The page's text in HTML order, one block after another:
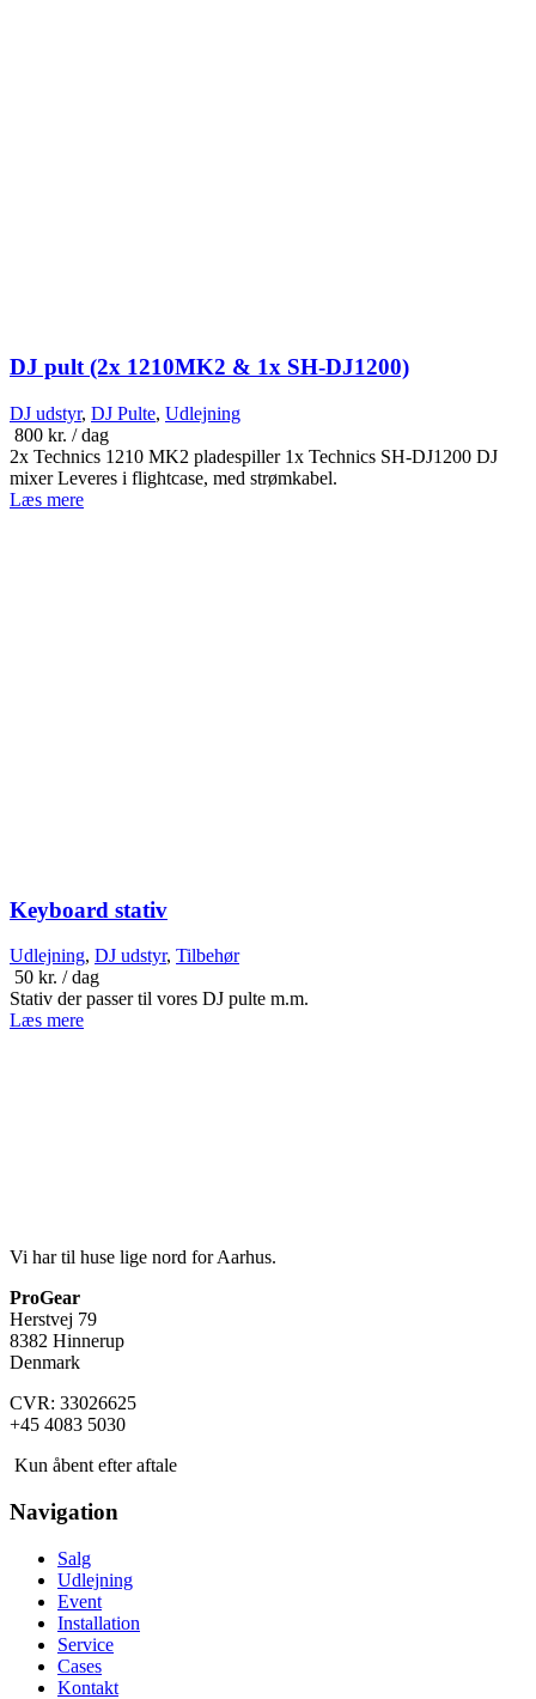
DJ pult (2x 1210MK2 & 1x SH-DJ1200)
DJ udstyr, DJ Pulte, Udlejning
800 kr. / dag
2x Technics 1210 MK2 pladespiller 1x Technics SH-DJ1200 DJ
mixer Leveres i flightcase, med strømkabel.
Læs mere
Keyboard stativ
Udlejning, DJ udstyr, Tilbehør
50 kr. / dag
Stativ der passer til vores DJ pulte m.m.
Læs mere
Vi har til huse lige nord for Aarhus.
ProGear
Herstvej 79
8382 Hinnerup
Denmark
CVR: 33026625
+45 4083 5030
Kun åbent efter aftale
Navigation
Salg
Udlejning
Event
Installation
Service
Cases
Kontakt